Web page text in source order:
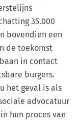
35.000
bovendien een
de toekomst
in contact
burgers.
het geval is als
advocatuur
hun proces van